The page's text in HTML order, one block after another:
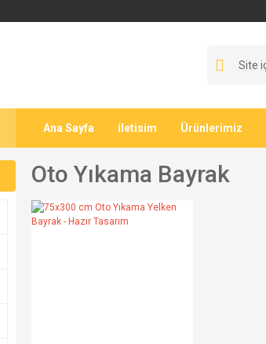
Ana Sayfa iletisim Ürünlerimiz
Oto Yıkama Bayrak